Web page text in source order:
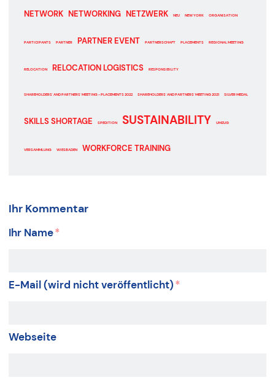
NETWORK NETWORKING NETZWERK NEU NEW YORK ORGANISATION
PARTICIPANTS PARTNER PARTNER EVENT PARTNERSCHAFT PLACEMENTS REGIONAL MEETING
RELOCATION RELOCATION LOGISTICS RESPONSIBILITY
SHAREHOLDERS' AND PARTNERS' MEETING - PLACEMENTS 2022 SHAREHOLDERS' AND PARTNERS' MEETING 2021 SILVER MEDAL
SKILLS SHORTAGE SPEDITION SUSTAINABILITY UMZUG
VERSAMMLUNG WIESBADEN WORKFORCE TRAINING
Ihr Kommentar
Ihr Name*
E-Mail (wird nicht veröffentlicht)*
Webseite